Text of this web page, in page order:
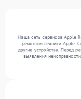
Наша сеть сервисов Apple
ремонтом техники Apple.
другие устройства. Перед
выявления
нужных услуг и цену.
запчастей по